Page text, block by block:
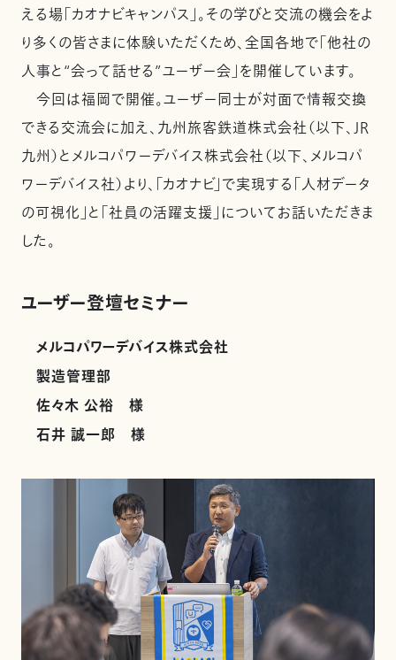
える場「カオナビキャンパス」。その学びと交流の機会をよ
り多くの皆さまに体験いただくため、全国各地で「他社の
人事と“会って話せる”ユーザー会」を開催しています。
今回は福岡で開催。ユーザー同士が対面で情報交換
できる交流会に加え、九州旅客鉄道株式会社（以下、JR
九州）とメルコパワーデバイス株式会社（以下、メルコパ
ワーデバイス社）より、「カオナビ」で実現する「人材データ
の可視化」と「社員の活躍支援」についてお話いただきま
した。
ユーザー登壇セミナー
メルコパワーデバイス株式会社
製造管理部
佐々木 公裕 様
石井 誠一郎 様